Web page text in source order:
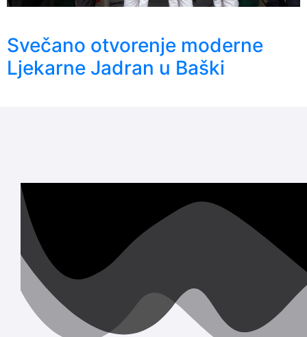
Svečano otvorenje moderne
Ljekarne Jadran u Baški